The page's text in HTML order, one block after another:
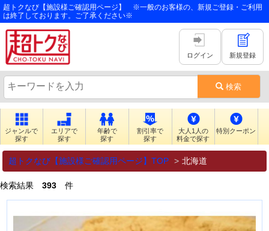
超トクなび【施設様ご確認用ページ】 ※一般のお客様の、新規ご登録・ご利用
は終了しております。ご了承ください※
検索
ログイン 新規登録
ジャンルで
探す
エリアで
探す
年齢で
探す
割引率で
探す
大人1人の
料金で探す
特別クーポン
超トクなび【施設様ご確認用ページ】TOP 北海道
検索結果 393 件